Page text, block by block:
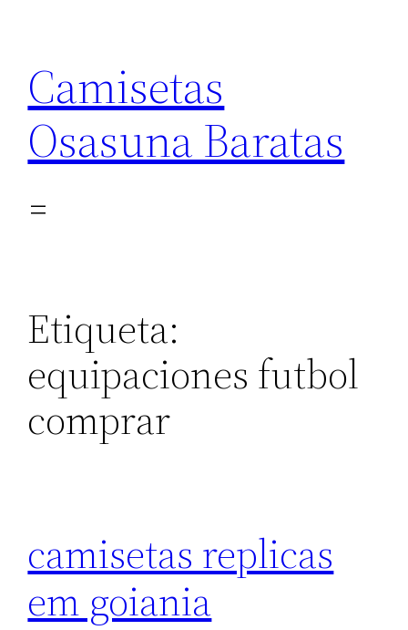
contenido
Camisetas
Osasuna Baratas
Etiqueta:
equipaciones futbol
comprar
camisetas replicas
em goiania